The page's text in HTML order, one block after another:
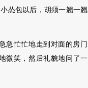
怂包以后，胡须一翘一翘
急忙忙地走到对面的房门
微笑，然后礼貌地问了一